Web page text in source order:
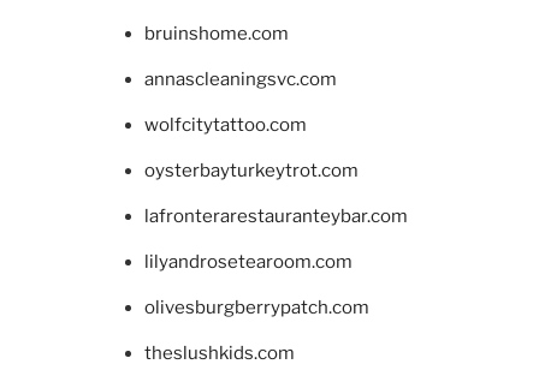
bruinshome.com
annascleaningsvc.com
wolfcitytattoo.com
oysterbayturkeytrot.com
lafronterarestauranteybar.com
lilyandrosetearoom.com
olivesburgberrypatch.com
theslushkids.com